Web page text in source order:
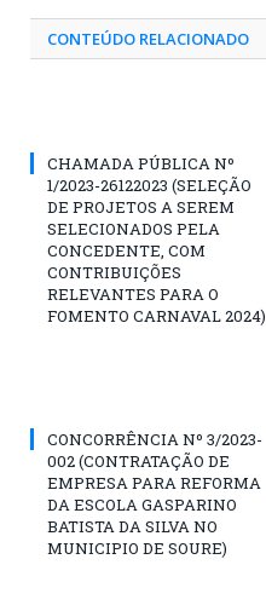
CONTEÚDO RELACIONADO
CHAMADA PÚBLICA Nº
1/2023-26122023 (SELEÇÃO
DE PROJETOS A SEREM
SELECIONADOS PELA
CONCEDENTE, COM
CONTRIBUIÇÕES
RELEVANTES PARA O
FOMENTO CARNAVAL 2024)
CONCORRÊNCIA Nº 3/2023-
002 (CONTRATAÇÃO DE
EMPRESA PARA REFORMA
DA ESCOLA GASPARINO
BATISTA DA SILVA NO
MUNICIPIO DE SOURE)